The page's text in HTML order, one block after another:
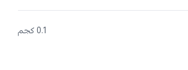
0.1 كجم